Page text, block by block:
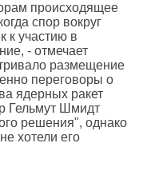
происходящее
спор вокруг
к участию в
- отмечает
размещение
переговоры о
ядерных ракет
Гельмут Шмидт
решения", однако
хотели его